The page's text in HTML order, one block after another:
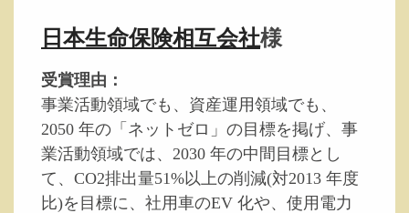
日本生命保険相互会社様
受賞理由：
事業活動領域でも、資産運用領域でも、
2050 年の「ネットゼロ」の目標を掲げ、事
業活動領域では、2030 年の中間目標とし
て、CO2排出量51%以上の削減(対2013 年度
比)を目標に、社用車のEV 化や、使用電力